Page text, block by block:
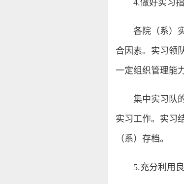
4.做好实习
各院（系）
合因素。实习领
一定组织管理能
集中实习队
实习工作。实习
（系）存档。
5.充分利用